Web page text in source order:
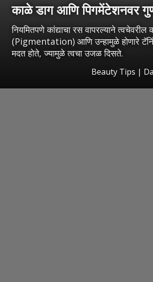
काळे डाग आणि पिगमेंटेशनवर
नियमितपणे कांद्याचा रस वापरल्याने त्वचेवरील
(Pigmentation) आणि उन्हामुळे होणारे
मदत होते, ज्यामुळे त्वचा उजळ दिसते.
Beauty Tips |